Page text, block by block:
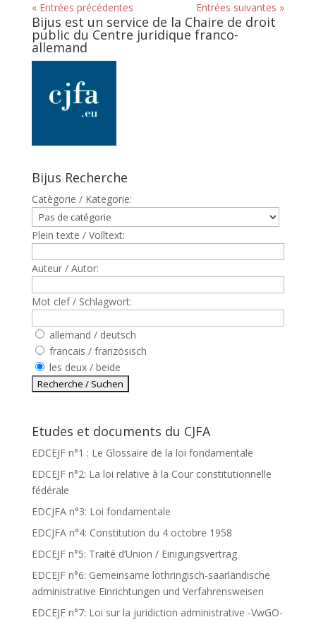
« Entrées précédentes Entrées suivantes »
Bijus est un service de la Chaire de droit
public du Centre juridique franco-
allemand
Bijus Recherche
Catègorie / Kategorie:
Plein texte / Volltext:
Auteur / Autor:
Mot clef / Schlagwort:
allemand / deutsch
francais / französisch
les deux / beide
Etudes et documents du CJFA
EDCEJF n°1 : Le Glossaire de la loi fondamentale
EDCEJF n°2: La loi relative à la Cour constitutionnelle
fédérale
EDCJFA n°3: Loi fondamentale
EDCJFA n°4: Constitution du 4 octobre 1958
EDCEJF n°5: Traité d’Union / Einigungsvertrag
EDCEJF n°6: Gemeinsame lothringisch-saarländische
administrative Einrichtungen und Verfahrensweisen
EDCEJF n°7: Loi sur la juridiction administrative -VwGO-